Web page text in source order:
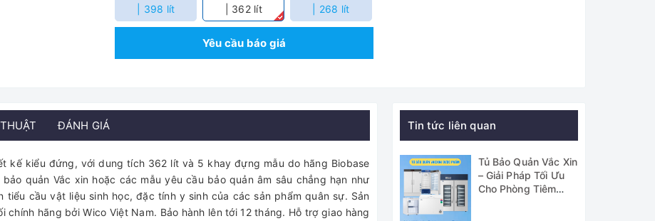
| 398 lít
| 362 lít
| 268 lít
Yêu cầu báo giá
ĐÁNH GIÁ
kế kiểu đứng, với dung tích 362 lít và 5 khay đựng mẫu do hãng Biobase
quản Vắc xin hoặc các mẫu yêu cầu bảo quản âm sâu chẳng hạn như
cầu vật liệu sinh học, đặc tính y sinh của các sản phẩm quân sự. Sản
hãng bởi Wico Việt Nam. Bảo hành lên tới 12 tháng. Hỗ trợ giao hàng
Tin tức liên quan
Tủ Bảo Quản Vắc Xin
– Giải Pháp Tối Ưu
Cho Phòng Tiêm